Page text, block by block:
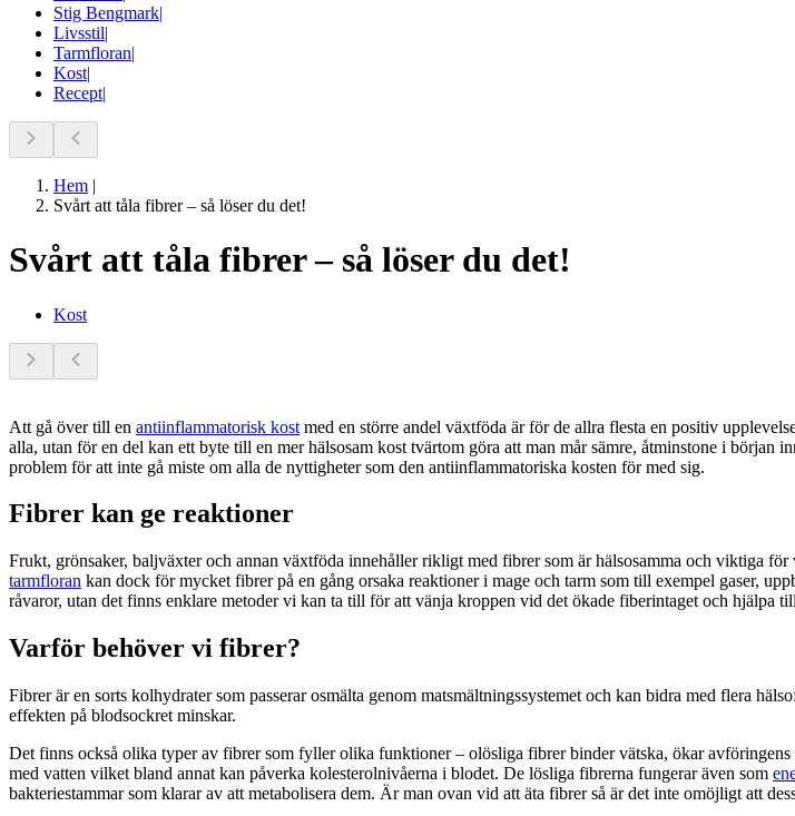
Stig Bengmark|
Livsstil|
Tarmfloran|
Kost|
Recept|
Hem |
Svårt att tåla fibrer – så löser du det!
Svårt att tåla fibrer – så löser du det!
Kost
Att gå över till en antiinflammatorisk kost med en större andel växtföda är för de allra flesta en positiv
alla, utan för en del kan ett byte till en mer hälsosam kost tvärtom göra att man mår sämre, åtminstone i början
problem för att inte gå miste om alla de nyttigheter som den antiinflammatoriska kosten för med sig.
Fibrer kan ge reaktioner
Frukt, grönsaker, baljväxter och annan växtföda innehåller rikligt med fibrer som är hälsosamma och viktiga
tarmfloran kan dock för mycket fibrer på en gång orsaka reaktioner i mage och tarm som till exempel gaser,
råvaror, utan det finns enklare metoder vi kan ta till för att vänja kroppen vid det ökade fiberintaget och hjälpa
Varför behöver vi fibrer?
Fibrer är en sorts kolhydrater som passerar osmälta genom matsmältningssystemet och kan bidra med flera
effekten på blodsockret minskar.
Det finns också olika typer av fibrer som fyller olika funktioner – olösliga fibrer binder vätska, ökar
med vatten vilket bland annat kan påverka kolesterolnivåerna i blodet. De lösliga fibrerna fungerar även som
bakteriestammar som klarar av att metabolisera dem. Är man ovan vid att äta fibrer så är det inte omöjligt att